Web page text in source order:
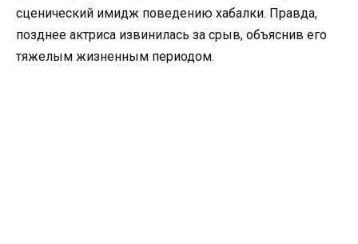
сценический имидж поведению хабалки. Правда,
позднее актриса извинилась за срыв, объяснив его
тяжелым жизненным периодом.